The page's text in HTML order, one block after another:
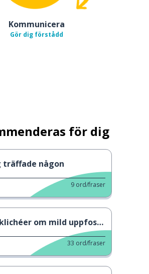
Kommunicera
Gör dig förstådd
för dig
träffade någon
9 ord/fraser
om mild uppfostran
33 ord/fraser